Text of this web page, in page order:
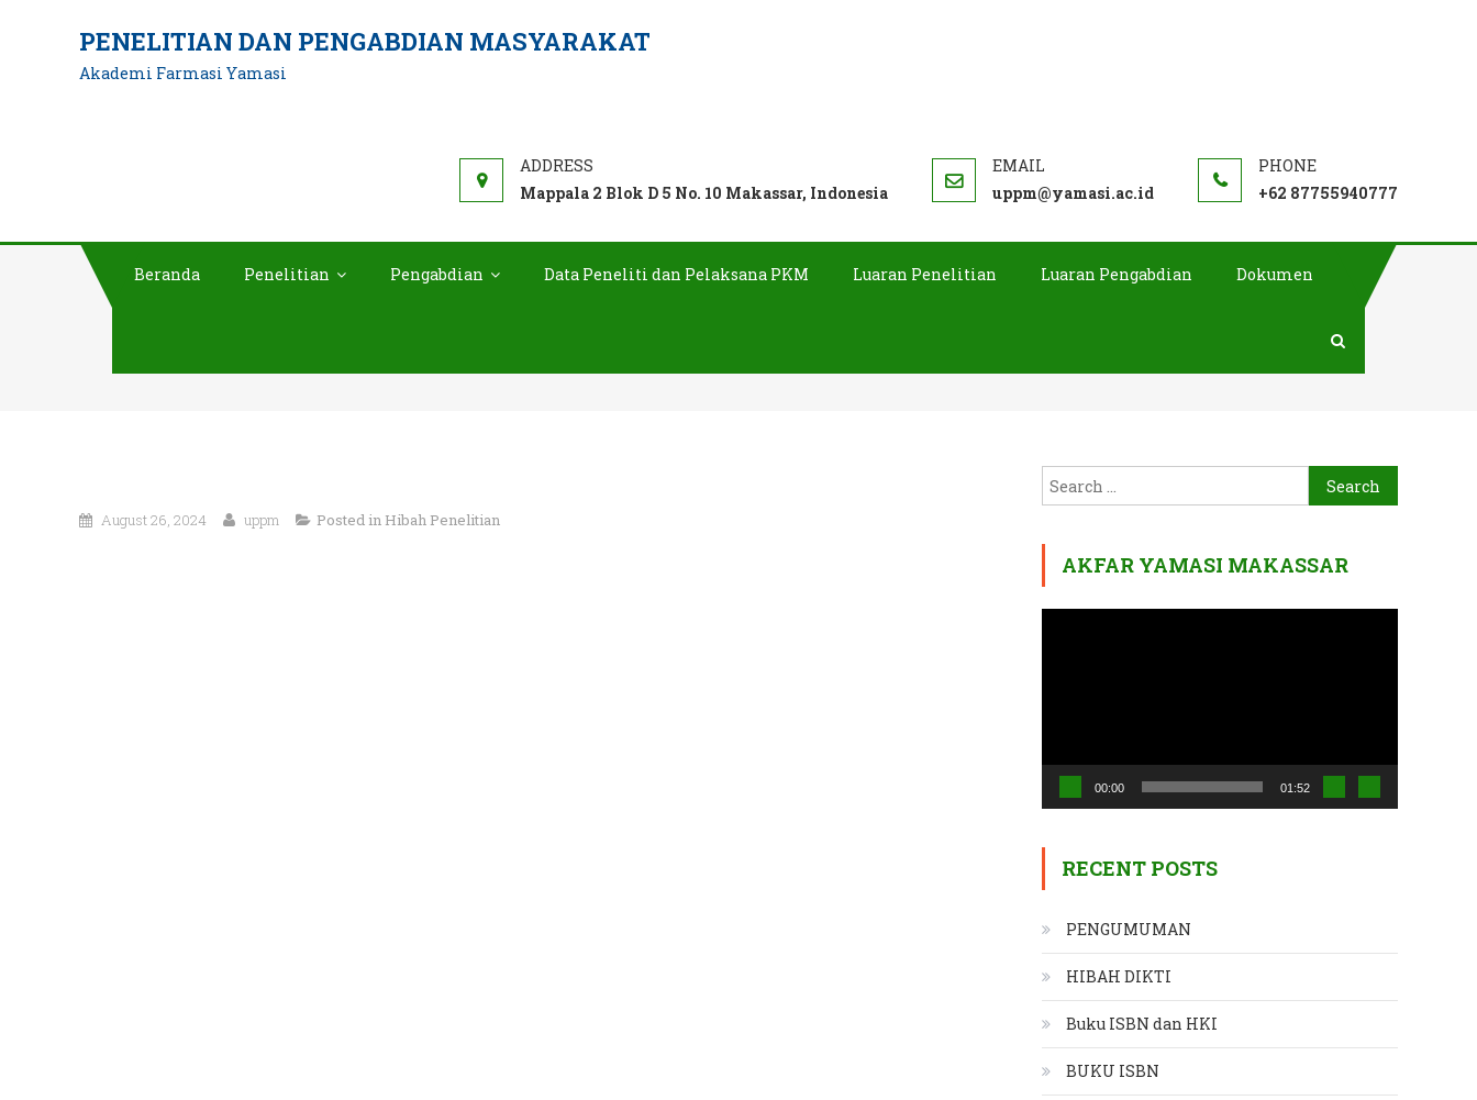
PENELITIAN DAN PENGABDIAN MASYARAKAT
Akademi Farmasi Yamasi
Mappala 2 Blok D 5 No. 10 Makassar, Indonesia uppm@yamasi.ac.id +62 87755940777
Beranda Penelitian Pengabdian Data Peneliti dan Pelaksana PKM Luaran Penelitian Luaran Pengabdian Dokumen
August 26, 2024 uppm Posted in Hibah Penelitian
Search
for:
AKFAR YAMASI MAKASSAR
00:00 01:52
RECENT POSTS
PENGUMUMAN
HIBAH DIKTI
Buku ISBN dan HKI
BUKU ISBN